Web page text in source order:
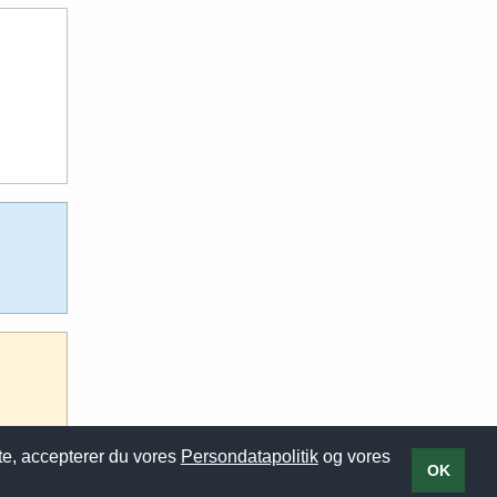
accepterer du vores Persondatapolitikog vores
OK